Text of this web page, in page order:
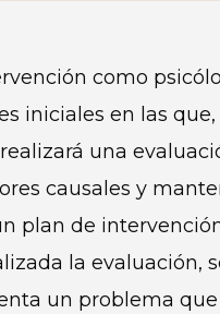
como
iniciales en las
una
causales y
plan de
la evaluación,
un problema